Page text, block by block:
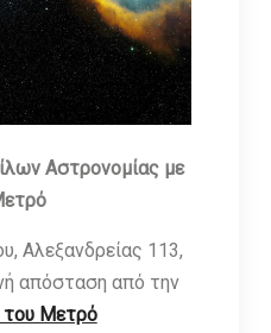
Αστρονομίας με
Αλεξανδρείας 113,
απόσταση από την
του Μετρό